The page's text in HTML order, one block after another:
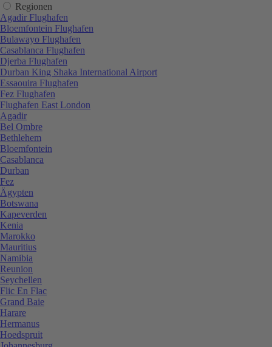
Regionen
Agadir Flughafen
Bloemfontein Flughafen
Bulawayo Flughafen
Casablanca Flughafen
Djerba Flughafen
Durban King Shaka International Airport
Essaouira Flughafen
Fez Flughafen
Flughafen East London
Agadir
Bel Ombre
Bethlehem
Bloemfontein
Casablanca
Durban
Fez
Ägypten
Botswana
Kapeverden
Kenia
Marokko
Mauritius
Namibia
Reunion
Seychellen
Flic En Flac
Grand Baie
Harare
Hermanus
Hoedspruit